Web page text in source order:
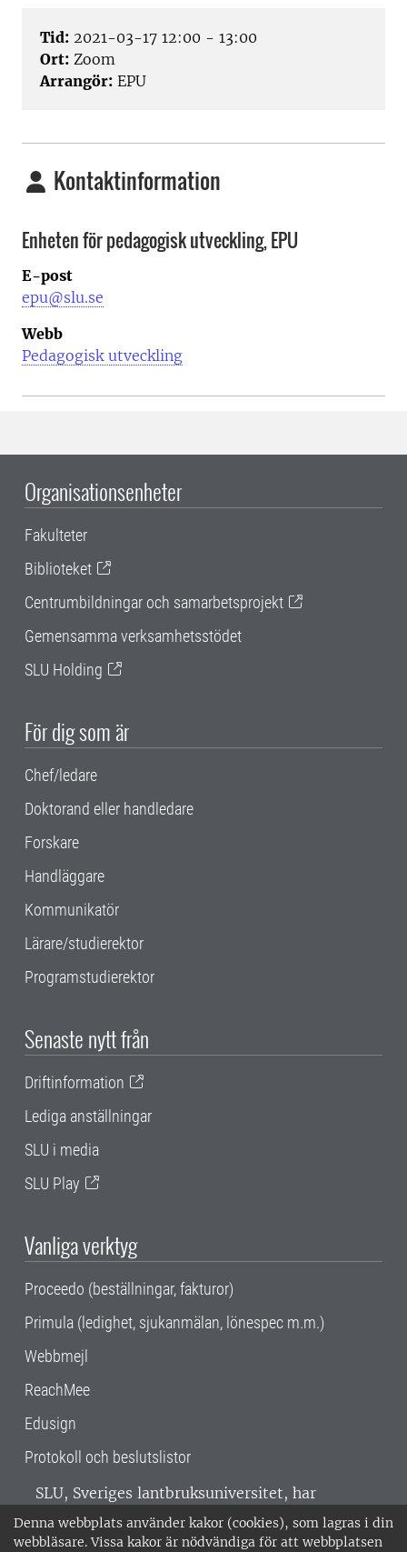
Denna webbplats använder kakor (cookies), som lagras i din
webbläsare. Vissa kakor är nödvändiga för att webbplatsen
Tid: 2021-03-17 12:00 - 13:00
Ort: Zoom
Arrangör: EPU
Kontaktinformation
Enheten för pedagogisk utveckling, EPU
E-post
epu@slu.se
Webb
Pedagogisk utveckling
Organisationsenheter
Fakulteter
Biblioteket
Centrumbildningar och samarbetsprojekt
Gemensamma verksamhetsstödet
SLU Holding
För dig som är
Chef/ledare
Doktorand eller handledare
Forskare
Handläggare
Kommunikatör
Lärare/studierektor
Programstudierektor
Senaste nytt från
Driftinformation
Lediga anställningar
SLU i media
SLU Play
Vanliga verktyg
Proceedo (beställningar, fakturor)
Primula (ledighet, sjukanmälan, lönespec m.m.)
Webbmejl
ReachMee
Edusign
Protokoll och beslutslistor
SLU, Sveriges lantbruksuniversitet, har
verksamhet över hela Sverige. Huvudorter är
Alnarp, Uppsala och Umeå.SLU är